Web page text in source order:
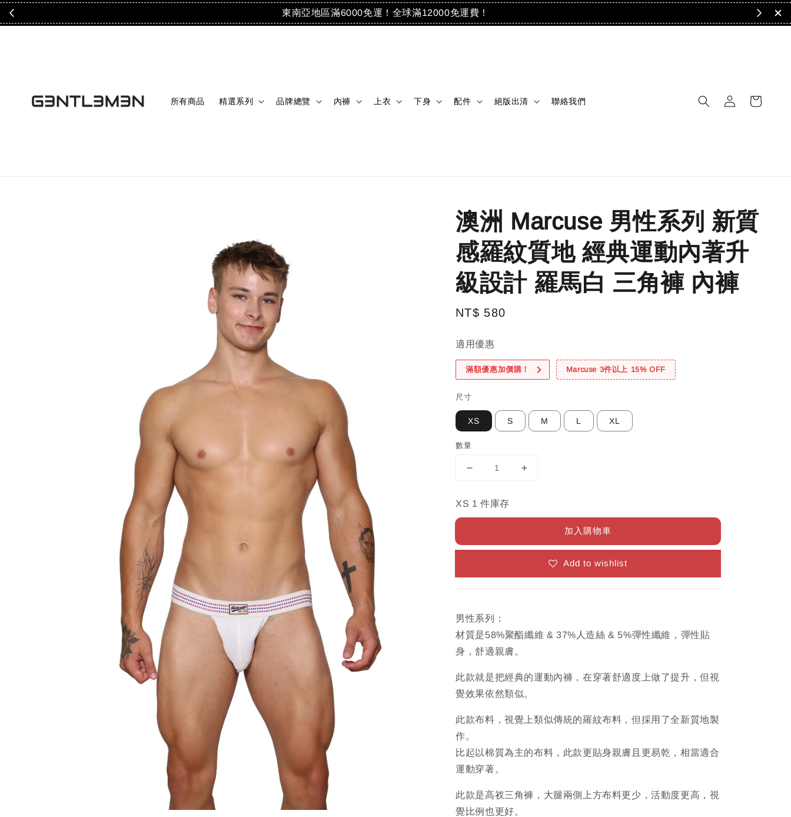
東南亞地區滿6000免運！全球滿12000免運費！
所有商品 精選系列 品牌總覽 內褲 上衣 下身 配件 絕版出清 聯絡我們
澳洲 Marcuse 男性系列 新質
感羅紋質地 經典運動內著升
級設計 羅馬白 三角褲 內褲
Regular
NT$ 580
適用優惠
滿額優惠加價購！ Marcuse 3件以上 15% OFF
尺寸
XS S M L XL
數量
XS 1 件庫存
加入購物車
Add to wishlist
男性系列：
材質是58%聚酯纖維 & 37%人造絲 & 5%彈性纖維，彈性貼
身，舒適親膚。
此款就是把經典的運動內褲，在穿著舒適度上做了提升，但視
覺效果依然類似。
此款布料，視覺上類似傳統的羅紋布料，但採用了全新質地製
作。
比起以棉質為主的布料，此款更貼身親膚且更易乾，相當適合
運動穿著。
此款是高衩三角褲，大腿兩側上方布料更少，活動度更高，視
覺比例也更好。